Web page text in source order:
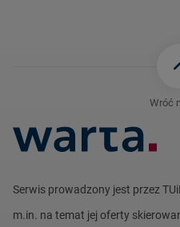
Wróć
Serwis prowadzony jest przez
m.in. na temat jej oferty